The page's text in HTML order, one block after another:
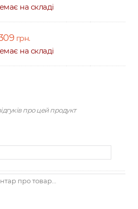
на складі
грн.
на складі
про цей продукт